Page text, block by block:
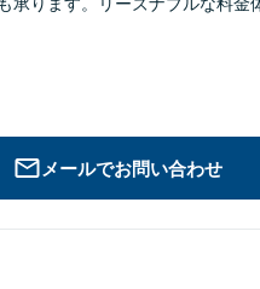
メールでお問い合わせ